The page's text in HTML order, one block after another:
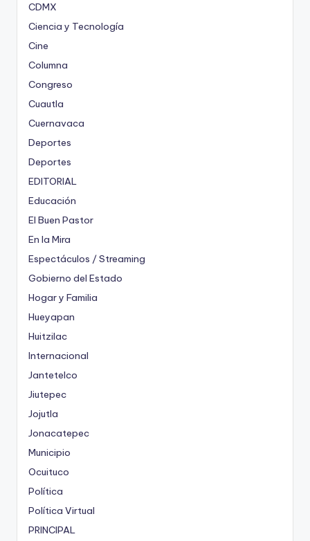
CDMX
Ciencia y Tecnología
Cine
Columna
Congreso
Cuautla
Cuernavaca
Deportes
Deportes
EDITORIAL
Educación
El Buen Pastor
En la Mira
Espectáculos / Streaming
Gobierno del Estado
Hogar y Familia
Hueyapan
Huitzilac
Internacional
Jantetelco
Jiutepec
Jojutla
Jonacatepec
Municipio
Ocuituco
Política
Política Virtual
PRINCIPAL